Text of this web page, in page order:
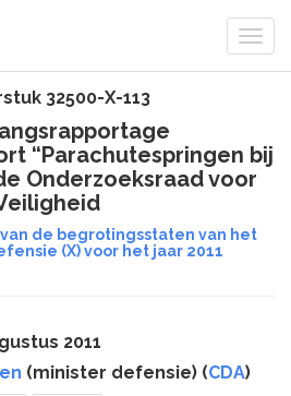
32500-X-113
“Parachutespringen bij
Onderzoeksraad voor
de begrotingsstaten van het
(X) voor het jaar 2011
2011
(minister defensie) (CDA)